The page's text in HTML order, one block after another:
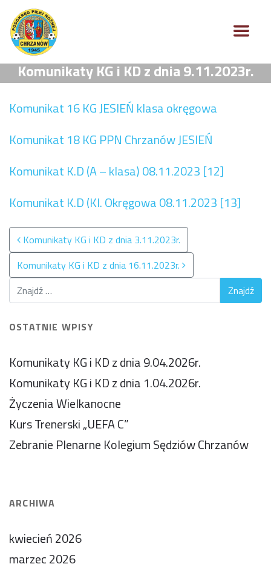
Komunikaty KG i KD z dnia 9.11.2023r.
Komunikat 16 KG JESIEŃ klasa okręgowa
Komunikat 18 KG PPN Chrzanów JESIEŃ
Komunikat K.D (A – klasa) 08.11.2023 [12]
Komunikat K.D (Kl. Okręgowa 08.11.2023 [13]
Nawigacja po wpisach
Komunikaty KG i KD z dnia 3.11.2023r.
Komunikaty KG i KD z dnia 16.11.2023r.
OSTATNIE WPISY
Komunikaty KG i KD z dnia 9.04.2026r.
Komunikaty KG i KD z dnia 1.04.2026r.
Życzenia Wielkanocne
Kurs Trenerski „UEFA C”
Zebranie Plenarne Kolegium Sędziów Chrzanów
ARCHIWA
kwiecień 2026
marzec 2026